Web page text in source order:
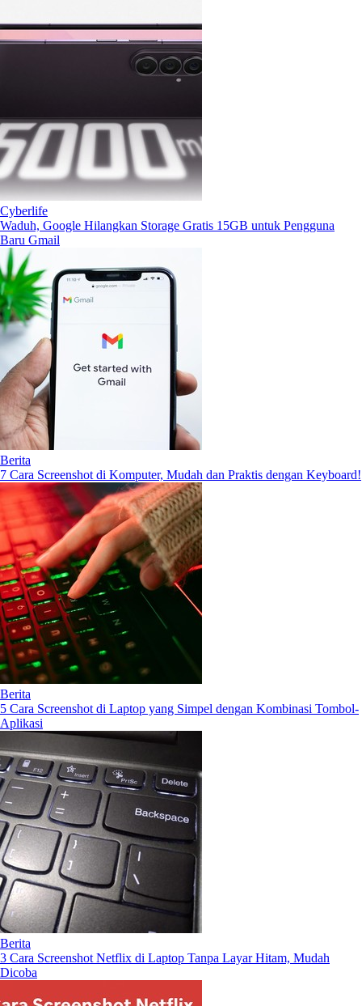
Cyberlife
Waduh, Google Hilangkan Storage Gratis 15GB untuk Pengguna
Baru Gmail
Berita
7 Cara Screenshot di Komputer, Mudah dan Praktis dengan Keyboard!
Berita
5 Cara Screenshot di Laptop yang Simpel dengan Kombinasi Tombol-
Aplikasi
Berita
3 Cara Screenshot Netflix di Laptop Tanpa Layar Hitam, Mudah
Dicoba